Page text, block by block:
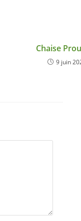
Chaise
9 juin